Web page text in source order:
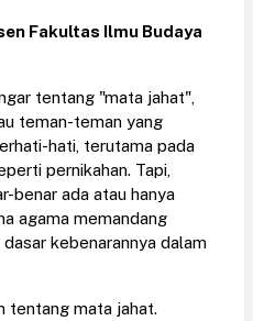
Fakultas Ilmu Budaya
tentang "mata jahat",
teman-teman yang
hati, terutama pada
pernikahan. Tapi,
benar ada atau hanya
agama memandang
kebenarannya dalam
tentang mata jahat.